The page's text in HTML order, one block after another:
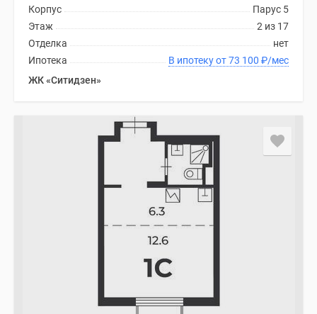
Парус 5
Корпус
2 из 17
Этаж
нет
Отделка
В ипотеку от 73 100 ₽/мес
Ипотека
ЖК «Ситидзен»